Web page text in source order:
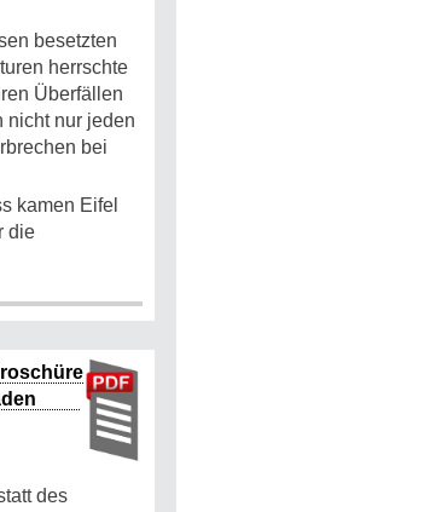
besetzten
herrschte
Überfällen
nicht nur jeden
bei
kamen Eifel
die
des